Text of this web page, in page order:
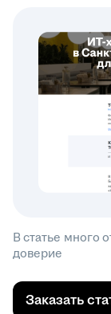
В статье много
доверие
Заказать